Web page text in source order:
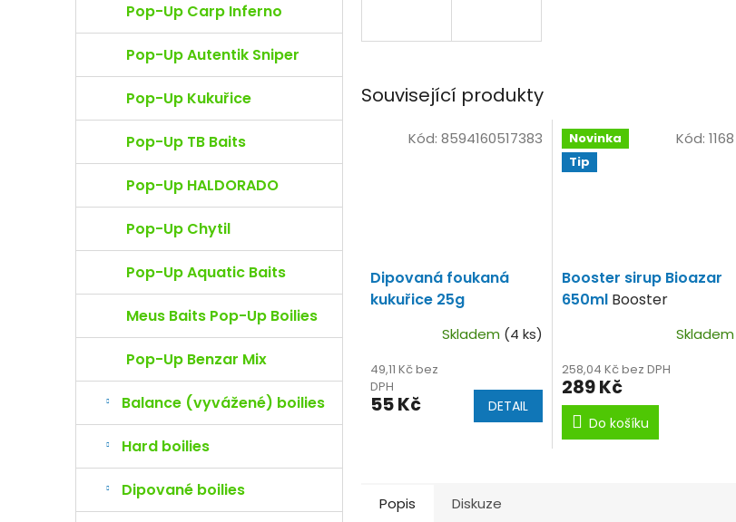
Pop-Up Carp Inferno
Pop-Up Autentik Sniper
Pop-Up Kukuřice
Pop-Up TB Baits
Pop-Up HALDORADO
Pop-Up Chytil
Pop-Up Aquatic Baits
Meus Baits Pop-Up Boilies
Pop-Up Benzar Mix
Balance (vyvážené) boilies
Hard boilies
Dipované boilies
Související produkty
Dipovaná foukaná
kukuřice 25g
Skladem (4 ks)
49,11 Kč bez
DPH
55 Kč DETAIL
Kód: 8594160517383
Novinka
Tip
Booster sirup Bioazar
650ml Booster
Skladem
258,04 Kč bez DPH
289 Kč
Do košíku
Kód: 1168
Popis Diskuze